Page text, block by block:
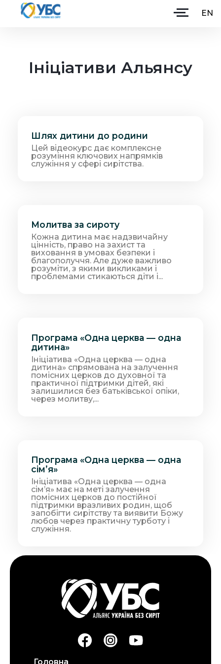
EN
Головна
Ініціативи
Навчання
Ініціативи Альянсу
Шлях дитини до родини
Цей відеокурс дає комплексне
розуміння ключових напрямків
служіння у сфері сирітства.
Молитва за сироту
Кожна дитина має надзвичайну
цінність, право на захист та
виховання в умовах безпеки і
благополуччя. Але дуже важливо
розуміти, з якими викликами і
проблемами стикаються діти і...
Програма «Одна церква — одна
дитина»
Ініціатива «Одна церква — одна
дитина» спрямована на залучення
помісних церков до духовної та
практичної підтримки дітей, які
залишилися без батьківської опіки,
через молитву,...
Програма «Одна церква — одна
сімʼя»
Ініціатива «Одна церква — одна
сімʼя» має на меті залучення
помісних церков до постійної
підтримки вразливих родин, щоб
запобігти сирітству та виявити Божу
любов через практичну турботу і
служіння.
Головна